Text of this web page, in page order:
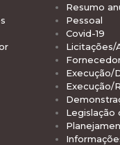
Resumo
Pessoal
Covid-19
Licitações/
Execução/
Execução/
Legislação